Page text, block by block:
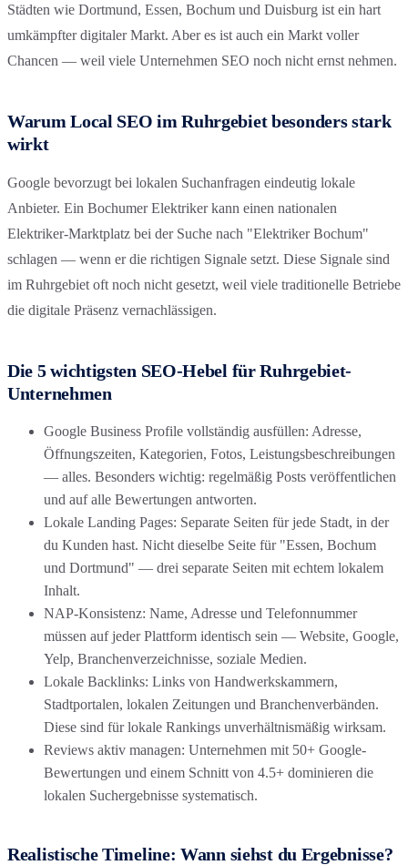
Städten wie Dortmund, Essen, Bochum und Duisburg ist ein hart
umkämpfter digitaler Markt. Aber es ist auch ein Markt voller
Chancen — weil viele Unternehmen SEO noch nicht ernst nehmen.
Warum Local SEO im Ruhrgebiet besonders stark
wirkt
Google bevorzugt bei lokalen Suchanfragen eindeutig lokale
Anbieter. Ein Bochumer Elektriker kann einen nationalen
Elektriker-Marktplatz bei der Suche nach "Elektriker Bochum"
schlagen — wenn er die richtigen Signale setzt. Diese Signale sind
im Ruhrgebiet oft noch nicht gesetzt, weil viele traditionelle Betriebe
die digitale Präsenz vernachlässigen.
Die 5 wichtigsten SEO-Hebel für Ruhrgebiet-
Unternehmen
Google Business Profile vollständig ausfüllen: Adresse,
Öffnungszeiten, Kategorien, Fotos, Leistungsbeschreibungen
— alles. Besonders wichtig: regelmäßig Posts veröffentlichen
und auf alle Bewertungen antworten.
Lokale Landing Pages: Separate Seiten für jede Stadt, in der
du Kunden hast. Nicht dieselbe Seite für "Essen, Bochum
und Dortmund" — drei separate Seiten mit echtem lokalem
Inhalt.
NAP-Konsistenz: Name, Adresse und Telefonnummer
müssen auf jeder Plattform identisch sein — Website, Google,
Yelp, Branchenverzeichnisse, soziale Medien.
Lokale Backlinks: Links von Handwerkskammern,
Stadtportalen, lokalen Zeitungen und Branchenverbänden.
Diese sind für lokale Rankings unverhältnismäßig wirksam.
Reviews aktiv managen: Unternehmen mit 50+ Google-
Bewertungen und einem Schnitt von 4.5+ dominieren die
lokalen Suchergebnisse systematisch.
Realistische Timeline: Wann siehst du Ergebnisse?